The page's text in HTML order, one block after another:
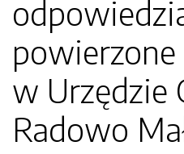
w Urzędzie
Radowo